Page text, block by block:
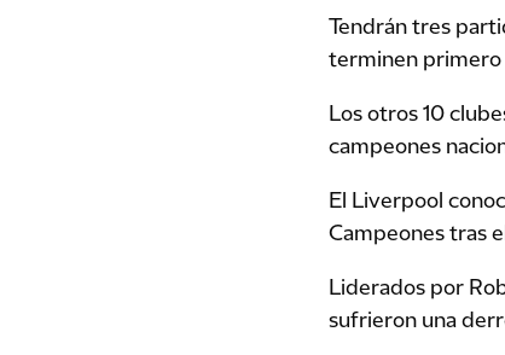
Tendrán tres
terminen primero
Los otros 10
campeones
El Liverpool
Campeones tras
Liderados por
sufrieron una